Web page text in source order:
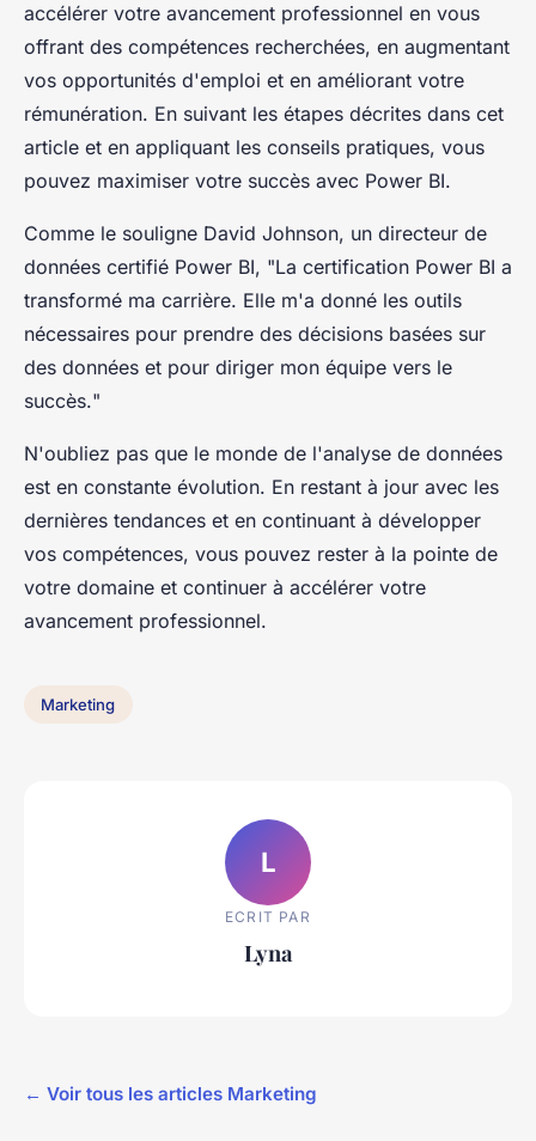
accélérer votre avancement professionnel en vous
offrant des compétences recherchées, en augmentant
vos opportunités d'emploi et en améliorant votre
rémunération. En suivant les étapes décrites dans cet
article et en appliquant les conseils pratiques, vous
pouvez maximiser votre succès avec Power BI.
Comme le souligne David Johnson, un directeur de
données certifié Power BI, "La certification Power BI a
transformé ma carrière. Elle m'a donné les outils
nécessaires pour prendre des décisions basées sur
des données et pour diriger mon équipe vers le
succès."
N'oubliez pas que le monde de l'analyse de données
est en constante évolution. En restant à jour avec les
dernières tendances et en continuant à développer
vos compétences, vous pouvez rester à la pointe de
votre domaine et continuer à accélérer votre
avancement professionnel.
Marketing
L
ECRIT PAR
Lyna
← Voir tous les articles Marketing